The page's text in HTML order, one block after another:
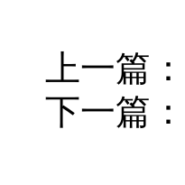
上一篇：
下一篇：